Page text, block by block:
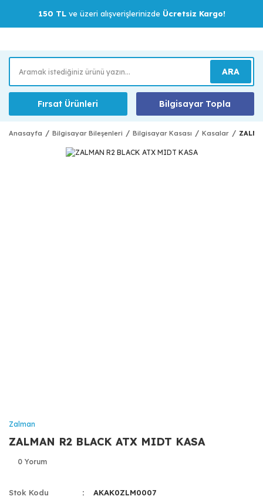
150 TLve üzeri alışverişlerinizde Ücretsiz Kargo!
ARA
Fırsat Ürünleri Bilgisayar Topla
Anasayfa Bilgisayar Bileşenleri Bilgisayar Kasası Kasalar
Zalman
ZALMAN R2 BLACK ATX MIDT KASA
0 Yorum
Stok Kodu
AKAK0ZLM0007